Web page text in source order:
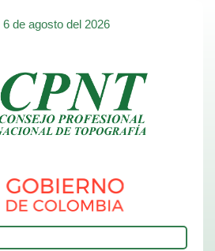
6 de agosto del 2026